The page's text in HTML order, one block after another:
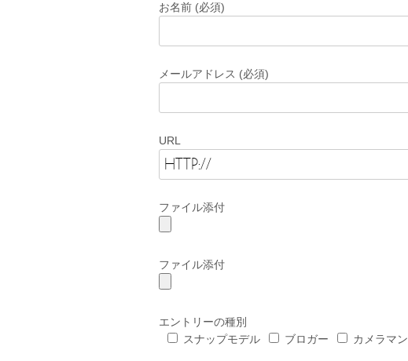
お名前 (必須)
メールアドレス (必須)
URL
ファイル添付
ファイル添付
エントリーの種別
スナップモデル
ブロガー カメラマン